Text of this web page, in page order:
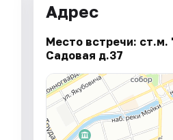
Адрес
Место встречи: ст.м.
Садовая д.37